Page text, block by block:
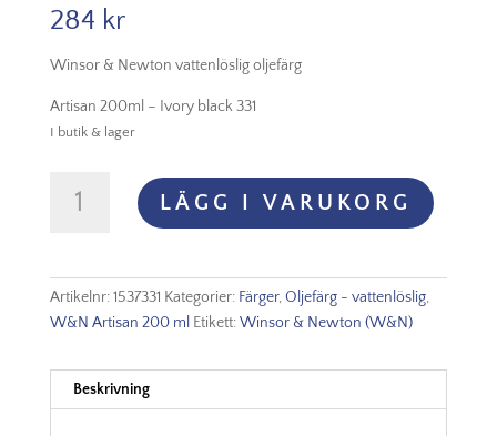
284 kr
Winsor & Newton vattenlöslig oljefärg
Artisan 200ml – Ivory black 331
I butik & lager
(vattenlöslig)
mängd
LÄGG I VARUKORG
Artikelnr:1537331 Kategorier: Färger,Oljefärg - vattenlöslig,
W&N Artisan 200 ml Etikett:Winsor & Newton (W&N)
Beskrivning